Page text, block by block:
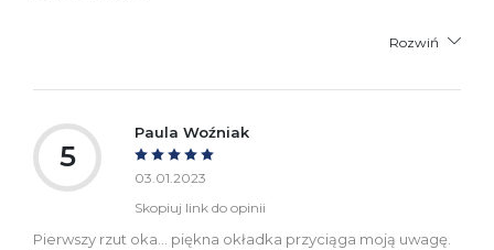
Rozwiń
5
Paula Woźniak
03.01.2023
Skopiuj link do opinii
Pierwszy rzut oka... piękna okładka przyciąga moją uwagę.